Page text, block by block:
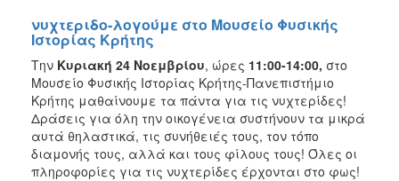
νυχτεριδο-λογούμε στο Μουσείο Φυσικής
Ιστορίας Κρήτης
Την Κυριακή 24 Νοεμβρίου, ώρες 11:00-14:00, στο
Μουσείο Φυσικής Ιστορίας Κρήτης-Πανεπιστήμιο
Κρήτης μαθαίνουμε τα πάντα για τις νυχτερίδες!
Δράσεις για όλη την οικογένεια συστήνουν τα μικρά
αυτά θηλαστικά, τις συνήθειές τους, τον τόπο
διαμονής τους, αλλά και τους φίλους τους! Όλες οι
πληροφορίες για τις νυχτερίδες έρχονται στο φως!